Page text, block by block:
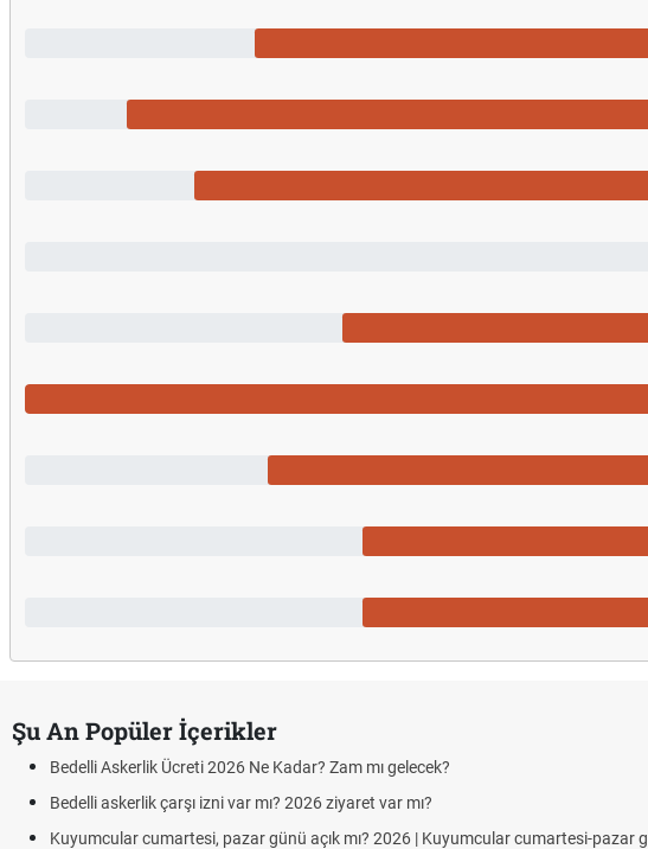
Şu An Popüler İçerikler
Bedelli Askerlik Ücreti 2026 Ne Kadar? Zam mı gelecek?
Bedelli askerlik çarşı izni var mı? 2026 ziyaret var mı?
Kuyumcular cumartesi, pazar günü açık mı? 2026 | Kuyumcular cumartesi-pazar